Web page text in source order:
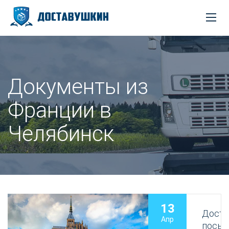
Документы из
Франции в
Челябинск
13
Апр